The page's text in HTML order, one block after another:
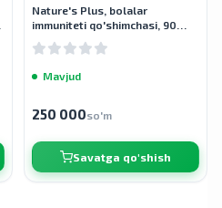
Nature's Plus, bolalar
immuniteti qo'shimchasi, 90
tabletka
Mavjud
250 000so'm
Savatga qo'shish